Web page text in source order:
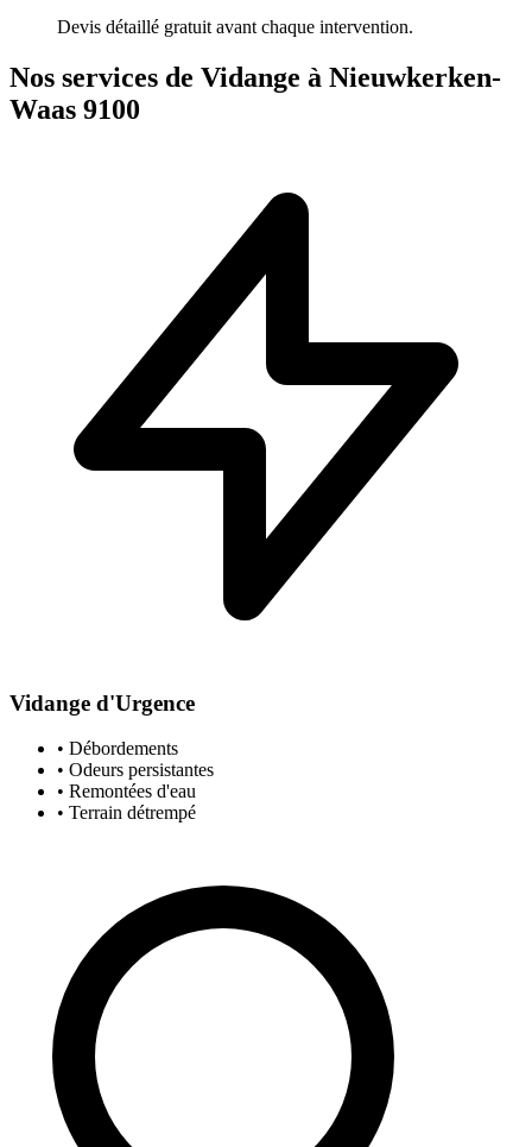
Devis détaillé gratuit avant chaque intervention.
Nos services de Vidange à Nieuwkerken-
Waas 9100
Vidange d'Urgence
• Débordements
• Odeurs persistantes
• Remontées d'eau
• Terrain détrempé